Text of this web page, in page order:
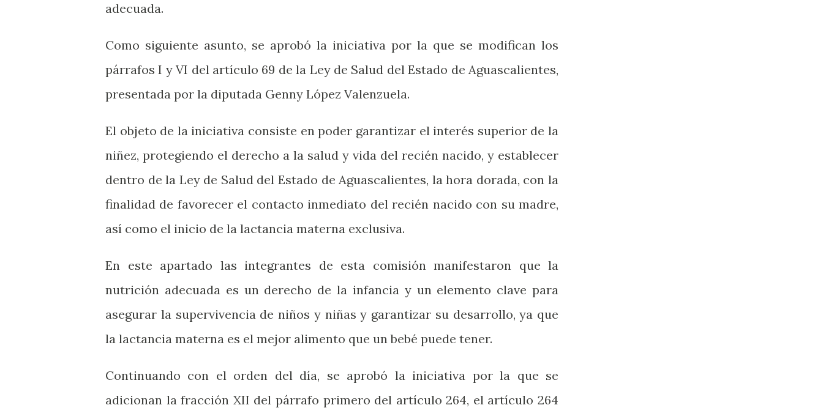
adecuada.
Como siguiente asunto, se aprobó la iniciativa por la que se modifican los
párrafos I y VI del artículo 69 de la Ley de Salud del Estado de Aguascalientes,
presentada por la diputada Genny López Valenzuela.
El objeto de la iniciativa consiste en poder garantizar el interés superior de la
niñez, protegiendo el derecho a la salud y vida del recién nacido, y establecer
dentro de la Ley de Salud del Estado de Aguascalientes, la hora dorada, con la
finalidad de favorecer el contacto inmediato del recién nacido con su madre,
así como el inicio de la lactancia materna exclusiva.
En este apartado las integrantes de esta comisión manifestaron que la
nutrición adecuada es un derecho de la infancia y un elemento clave para
asegurar la supervivencia de niños y niñas y garantizar su desarrollo, ya que
la lactancia materna es el mejor alimento que un bebé puede tener.
Continuando con el orden del día, se aprobó la iniciativa por la que se
adicionan la fracción XII del párrafo primero del artículo 264, el artículo 264